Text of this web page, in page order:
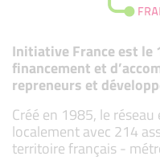
Initiative France est le
financement et
repreneurs et
Créé en 1985, le
localement avec 214
territoire français -